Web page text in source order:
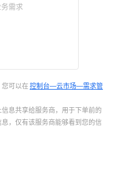
可以在控制台—云市场—需求管
息共享给服务商，用于下单前的
，仅有该服务商能够看到您的信